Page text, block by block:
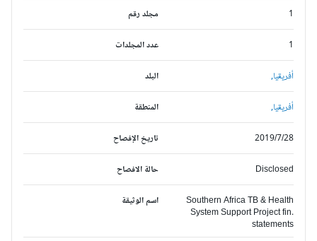
مجلد رقم
عدد المجلدات
البلد أفريقيا,
المنطقة أفريقيا,
تاريخ الإفصاح 2019/7/28
حالة الافصاح Disclosed
اسم الوثيقة
Southern Africa TB & Health
System Support Project fin.
statements